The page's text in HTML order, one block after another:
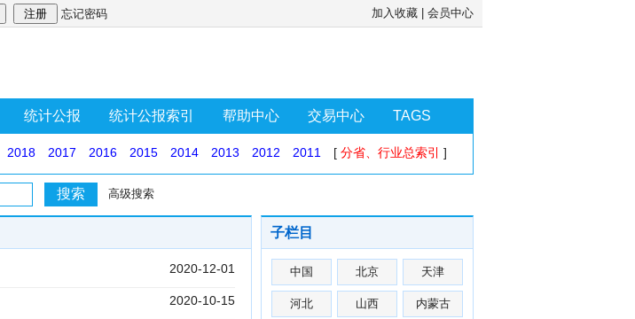
忘记密码 加入收藏 会员中心
统计公报 统计公报索引 帮助中心 交易中心 TAGS
2018 2017 2016 2015 2014 2013 2012 2011 [ 分省、行业总索引 ]
高级搜索
2020-12-01
2020-10-15
子栏目
中国 北京 天津
河北 山西 内蒙古